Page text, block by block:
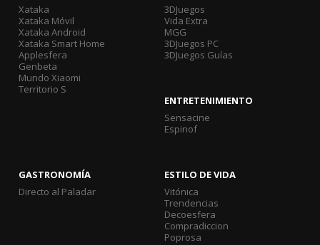
Xataka
Xataka Móvil
Xataka Android
Xataka Smart Home
Applesfera
Genbeta
Mundo Xiaomi
Territorio S
3DJuegos
Vida Extra
MGG
3DJuegos PC
3DJuegos Guías
ENTRETENIMIENTO
Sensacine
Espinof
GASTRONOMÍA
Directo al Paladar
ESTILO DE VIDA
Vitónica
Trendencias
Decoesfera
Compradiccion
Poprosa